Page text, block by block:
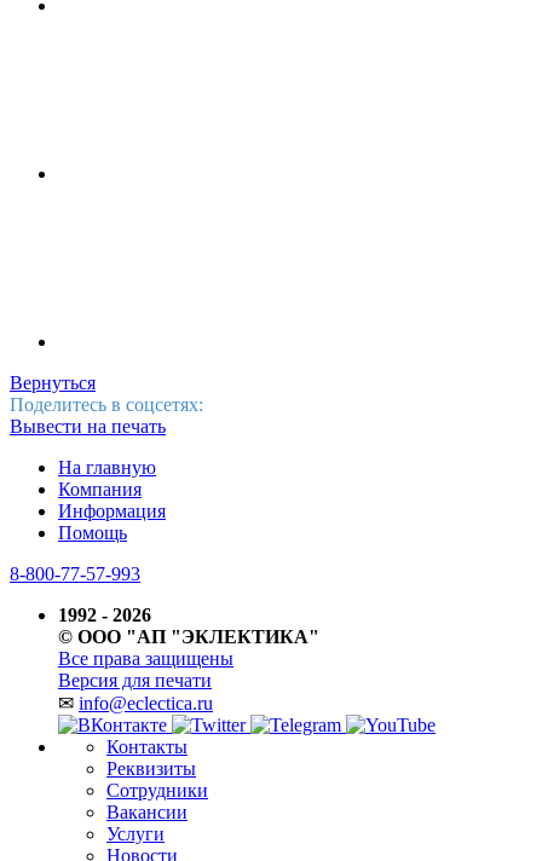
Вернуться
Поделитесь в соцсетях:
Вывести на печать
На главную
Компания
Информация
Помощь
8-800-77-57-993
1992 - 2026
© ООО "АП "ЭКЛЕКТИКА"
Все права защищены
Версия для печати
✉ info@eclectica.ru
Контакты
Реквизиты
Сотрудники
Вакансии
Услуги
Новости